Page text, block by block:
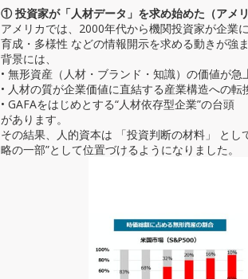
① 投資家が「人材データ」を求め始めた（アメリ
アメリカでは、2000年代から機関投資家が企業
育成・多様性 などの情報開示を求める動きが強ま
背景には、
• 無形資産（人材・ブランド・知識）の価値が急
• 人材の質が企業価値に直結する産業構造への転
• GAFAをはじめとする“人材依存型企業”の台頭
があります。
その結果、人的資本は 「投資判断の材料」 と
略の一部”として位置づけるようになりました。